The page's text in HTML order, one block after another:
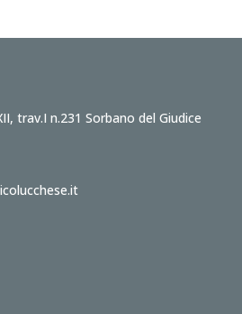
trav.I n.231 Sorbano del Giudice